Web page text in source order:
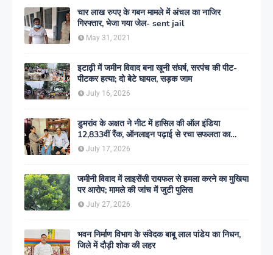
चार लाख रुपए के गबन मामले में अंचल का नाजिर
गिरफ्तार, भेजा गया जेल- sent jail
May 31, 2021
इटाढ़ी में जमीन विवाद बना खूनी संघर्ष, सरपंच की पीट-
पीटकर हत्या; दो बेटे घायल, सड़क जाम
July 16, 2026
डुमरांव के अक्षत ने नीट में हासिल की ऑल इंडिया
12,833वीं रैंक, ऑनलाइन पढ़ाई से रचा सफलता का
इतिहास
July 17, 2026
जमीनी विवाद में लाइसेंसी रायफल से हमला करने का मुखिया
पर आरोप; मामले की जांच में जुटी पुलिस
July 27, 2026
भवन निर्माण विभाग के संवेदक बाबू लाल पांडेय का निधन,
जिले में दौड़ी शोक की लहर